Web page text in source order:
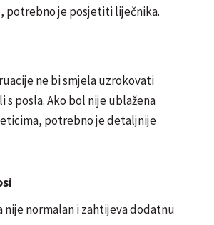
potrebno je posjetiti liječnika.
ne bi smjela uzrokovati
s posla. Ako bol nije ublažena
potrebno je detaljnije
nije normalan i zahtijeva dodatnu